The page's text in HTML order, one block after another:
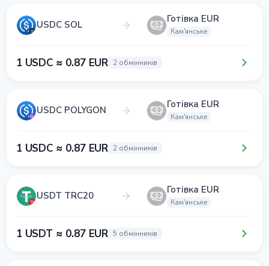
USDC SOL Готівка EUR
Кам'янське
1 USDC ≈ 0.87 EUR 2 обмінників
USDC POLYGON Готівка EUR
Кам'янське
1 USDC ≈ 0.87 EUR 2 обмінників
USDT TRC20 Готівка EUR
Кам'янське
1 USDT ≈ 0.87 EUR 5 обмінників